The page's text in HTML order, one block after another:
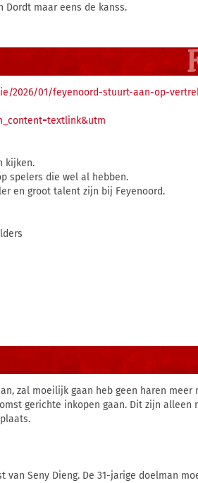
Dordt maar eens de kanss.
2026/01/feyenoord-stuurt-aan-op-
kijken.
spelers die wel al hebben.
en groot talent zijn bij Feyenoord.
zal moeilijk gaan heb geen haren meer
gerichte inkopen gaan. Dit zijn alleen
Seny Dieng. De 31-jarige doelman